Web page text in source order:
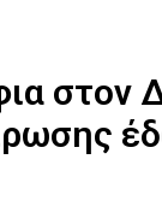
στον